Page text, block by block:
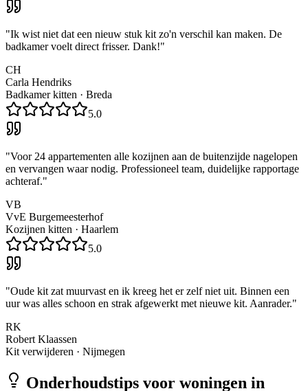
"Ik wist niet dat een nieuw stuk kit zo'n verschil kan maken. De
badkamer voelt direct frisser. Dank!"
CH
Carla Hendriks
Badkamer kitten · Breda
5.0
"Voor 24 appartementen alle kozijnen aan de buitenzijde nagelopen
en vervangen waar nodig. Professioneel team, duidelijke rapportage
achteraf."
VB
VvE Burgemeesterhof
Kozijnen kitten · Haarlem
5.0
"Oude kit zat muurvast en ik kreeg het er zelf niet uit. Binnen een
uur was alles schoon en strak afgewerkt met nieuwe kit. Aanrader."
RK
Robert Klaassen
Kit verwijderen · Nijmegen
Onderhoudstips voor woningen in